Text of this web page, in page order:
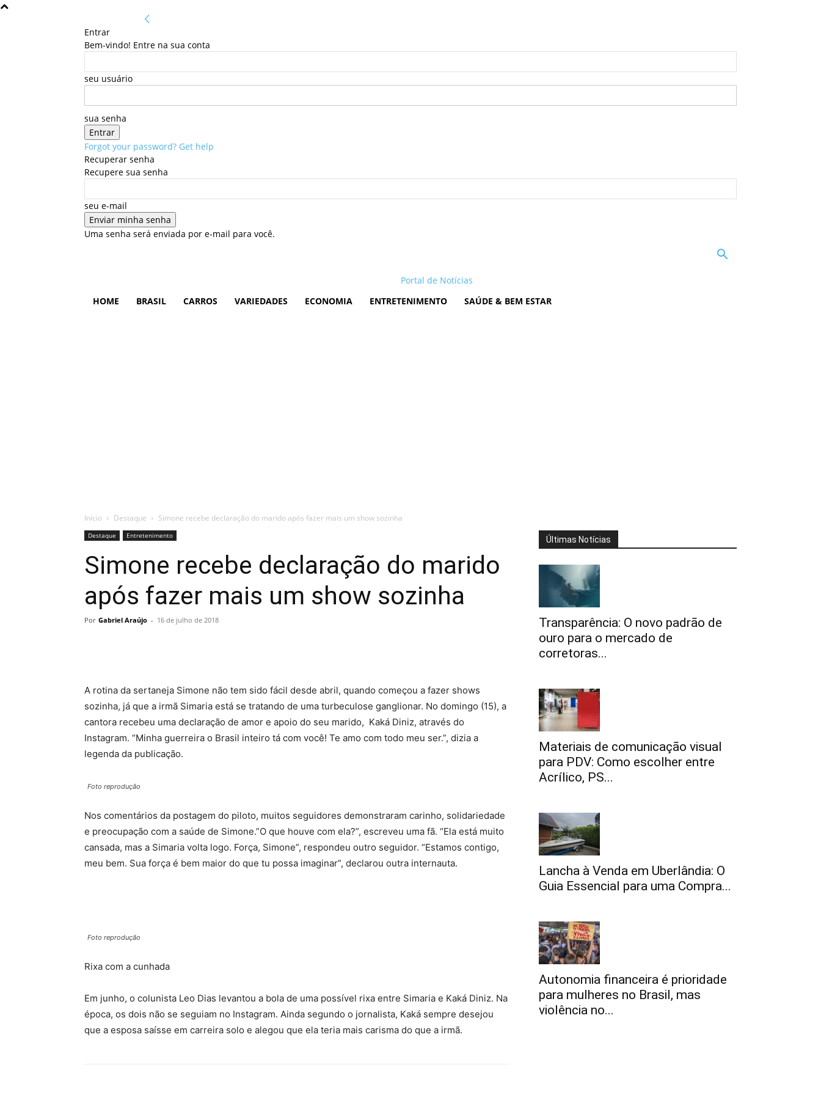
Entrar
Bem-vindo! Entre na sua conta
seu usuário
sua senha
Forgot your password? Get help
Recuperar senha
Recupere sua senha
seu e-mail
Uma senha será enviada por e-mail para você.
Portal de Notícias
HOME
BRASIL CARROS VARIEDADES ECONOMIA ENTRETENIMENTO SAÚDE & BEM ESTAR
Início Destaque Simone recebe declaração do marido após fazer mais um show sozinha
Destaque Entretenimento
Simone recebe declaração do marido
após fazer mais um show sozinha
Por Gabriel Araújo - 16 de julho de 2018
A rotina da sertaneja Simone não tem sido fácil desde abril, quando começou a fazer shows
sozinha, já que a irmã Simaria está se tratando de uma turbeculose ganglionar. No domingo (15), a
cantora recebeu uma declaração de amor e apoio do seu marido, Kaká Diniz, através do
Instagram. “Minha guerreira o Brasil inteiro tá com você! Te amo com todo meu ser.”, dizia a
legenda da publicação.
Foto reprodução
Nos comentários da postagem do piloto, muitos seguidores demonstraram carinho, solidariedade
e preocupação com a saúde de Simone.”O que houve com ela?”, escreveu uma fã. “Ela está muito
cansada, mas a Simaria volta logo. Força, Simone”, respondeu outro seguidor. “Estamos contigo,
meu bem. Sua força é bem maior do que tu possa imaginar”, declarou outra internauta.
Foto reprodução
Rixa com a cunhada
Em junho, o colunista Leo Dias levantou a bola de uma possível rixa entre Simaria e Kaká Diniz. Na
época, os dois não se seguiam no Instagram. Ainda segundo o jornalista, Kaká sempre desejou
que a esposa saísse em carreira solo e alegou que ela teria mais carisma do que a irmã.
Últimas Notícias
Transparência: O novo padrão de
ouro para o mercado de
corretoras...
Materiais de comunicação visual
para PDV: Como escolher entre
Acrílico, PS...
Lancha à Venda em Uberlândia: O
Guia Essencial para uma Compra...
Autonomia financeira é prioridade
para mulheres no Brasil, mas
violência no...